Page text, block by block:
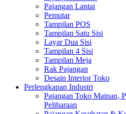
Pajangan Lantai
Pemutar
Tampilan POS
Tampilan Satu Sisi
Layar Dua Sisi
Tampilan 4 Sisi
Tampilan Meja
Rak Pajangan
Desain Interior Toko
Perlengkapan Industri
Pajangan Toko Mainan,
Peliharaan